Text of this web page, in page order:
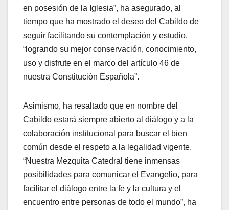
en posesión de la Iglesia”, ha asegurado, al
tiempo que ha mostrado el deseo del Cabildo de
seguir facilitando su contemplación y estudio,
“logrando su mejor conservación, conocimiento,
uso y disfrute en el marco del artículo 46 de
nuestra Constitución Española”.
Asimismo, ha resaltado que en nombre del
Cabildo estará siempre abierto al diálogo y a la
colaboración institucional para buscar el bien
común desde el respeto a la legalidad vigente.
“Nuestra Mezquita Catedral tiene inmensas
posibilidades para comunicar el Evangelio, para
facilitar el diálogo entre la fe y la cultura y el
encuentro entre personas de todo el mundo”, ha